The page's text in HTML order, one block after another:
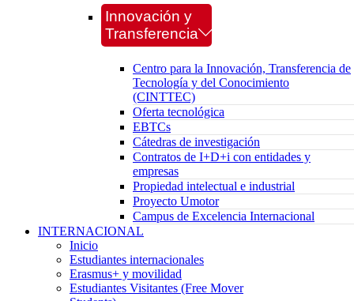
Innovación y
Transferencia
Centro para la Innovación, Transferencia de
Tecnología y del Conocimiento
(CINTTEC)
Oferta tecnológica
EBTCs
Cátedras de investigación
Contratos de I+D+i con entidades y
empresas
Propiedad intelectual e industrial
Proyecto Umotor
Campus de Excelencia Internacional
INTERNACIONAL
Inicio
Estudiantes internacionales
Erasmus+ y movilidad
Estudiantes Visitantes (Free Mover